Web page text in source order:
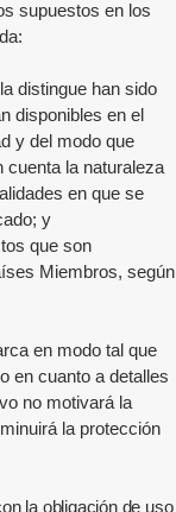
supuestos en los
distingue han sido
disponibles en el
y del modo que
cuenta la naturaleza
en que se
y
que son
Miembros, según
en modo tal que
en cuanto a detalles
no motivará la
la protección
la obligación de uso